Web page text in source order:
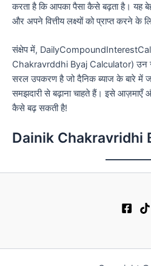
करता है कि आपका पैसा कैसे बढ़ता है। यह
और अपने वित्तीय लक्ष्यों को प्राप्त करने के
संक्षेप में,
Chakravrddhi Byaj Calculator) उन
सरल उपकरण है जो दैनिक ब्याज के बारे में
समझदारी से बढ़ाना चाहते हैं। इसे आज़माएँ
कैसे बढ़ सकती है!
Dainik Chakravridhi